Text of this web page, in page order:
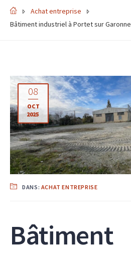
Achat entreprise
Bâtiment industriel à Portet sur Garonne
08
OCT
2025
DANS: ACHAT ENTREPRISE
Bâtiment